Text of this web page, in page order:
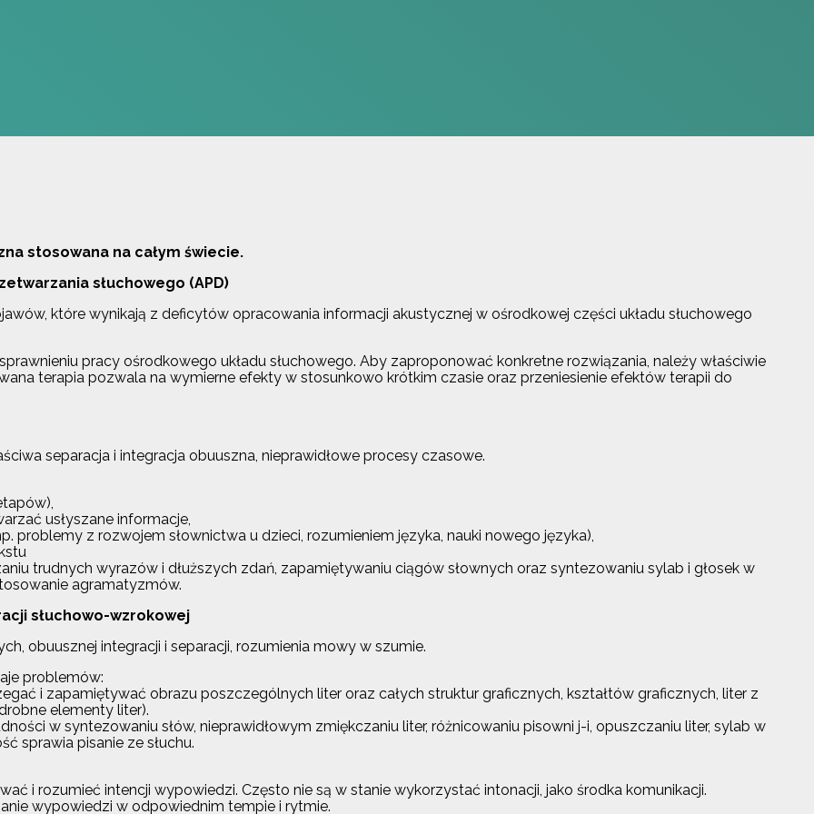
stosowana na całym świecie.
słuchowego (APD)
które wynikają z deficytów opracowania informacji akustycznej w ośrodkowej części układu słuchowego
pracy ośrodkowego układu słuchowego. Aby zaproponować konkretne rozwiązania, należy właściwie
terapia pozwala na wymierne efekty w stosunkowo krótkim czasie oraz przeniesienie efektów terapii do
separacja i integracja obuuszna, nieprawidłowe procesy czasowe.
usłyszane informacje,
problemy z rozwojem słownictwa u dzieci, rozumieniem języka, nauki nowego języka),
trudnych wyrazów i dłuższych zdań, zapamiętywaniu ciągów słownych oraz syntezowaniu sylab i głosek w
agramatyzmów.
słuchowo-wzrokowej
obuusznej integracji i separacji, rozumienia mowy w szumie.
problemów:
i zapamiętywać obrazu poszczególnych liter oraz całych struktur graficznych, kształtów graficznych, liter z
elementy liter).
w syntezowaniu słów, nieprawidłowym zmiękczaniu liter, różnicowaniu pisowni j-i, opuszczaniu liter, sylab w
sprawia pisanie ze słuchu.
i rozumieć intencji wypowiedzi. Często nie są w stanie wykorzystać intonacji, jako środka komunikacji.
wypowiedzi w odpowiednim tempie i rytmie.